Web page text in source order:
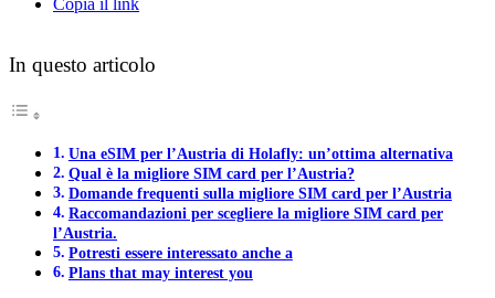
Copia il link
In questo articolo
Una eSIM per l’Austria di Holafly: un’ottima alternativa
Qual è la migliore SIM card per l’Austria?
Domande frequenti sulla migliore SIM card per l’Austria
Raccomandazioni per scegliere la migliore SIM card per
l’Austria.
Potresti essere interessato anche a
Plans that may interest you